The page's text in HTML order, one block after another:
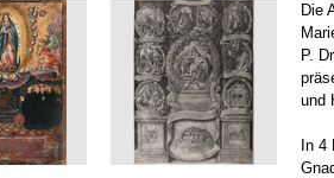
Die
P.
und
In 4